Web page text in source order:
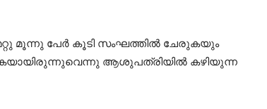
മറ്റു മൂന്നു പേര്‍ കൂടി സംഘത്തില്‍ ചേരുകയും
ആശുപത്രിയില്‍ കഴിയുന്ന